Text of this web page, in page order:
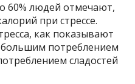
60% людей отмечают,
при стрессе.
как показывают
большим потреблением
сладостей